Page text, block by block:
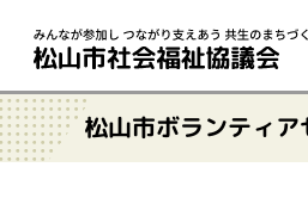
松山市ボランティア